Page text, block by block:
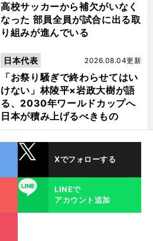
高校サッカーから補欠がいなく
なった 部員全員が試合に出る取
り組みが進んでいる
「お祭り騒ぎで終わらせてはい
けない」林陵平×岩政大樹が語
る、2030年ワールドカップへ
日本が積み上げるべきもの
2026.08.04更新
日本代表
Xでフォローする
LINE
LINEで
アカウント追加